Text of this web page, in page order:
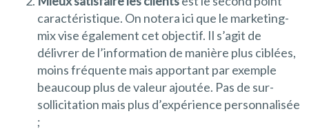
caractéristique. On notera ici que le marketing-
mix vise également cet objectif. Il s’agit de
délivrer de l’information de manière plus ciblées,
moins fréquente mais apportant par exemple
beaucoup plus de valeur ajoutée. Pas de sur-
sollicitation mais plus d’expérience personnalisée
;